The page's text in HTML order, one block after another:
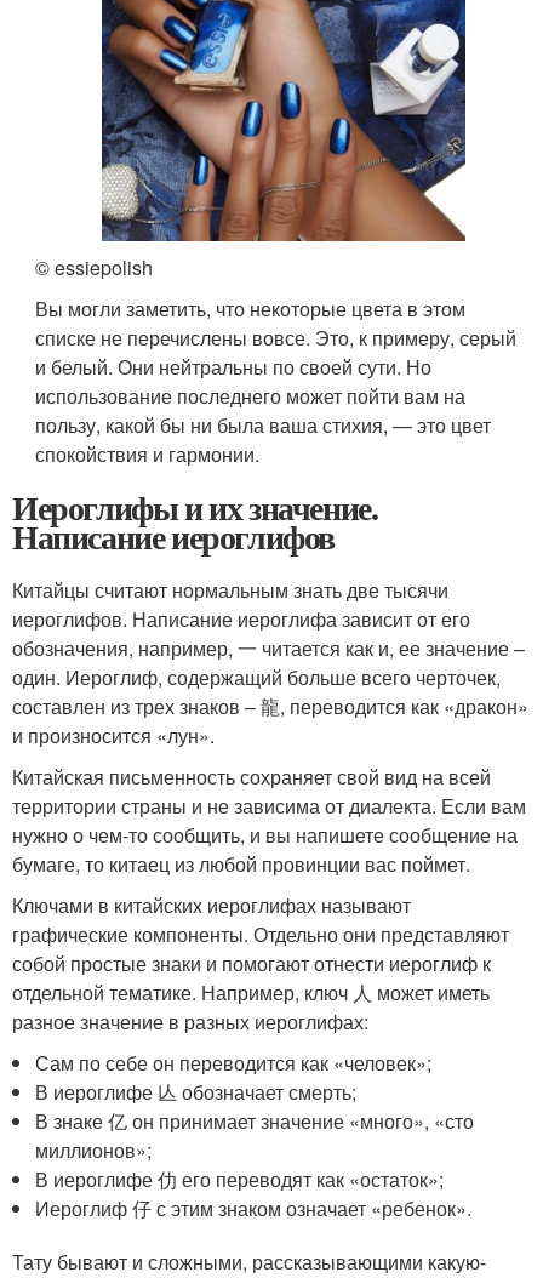
© essiepolish
Вы могли заметить, что некоторые цвета в этом
списке не перечислены вовсе. Это, к примеру, серый
и белый. Они нейтральны по своей сути. Но
использование последнего может пойти вам на
пользу, какой бы ни была ваша стихия, — это цвет
спокойствия и гармонии.
Иероглифы и их значение.
Написание иероглифов
Китайцы считают нормальным знать две тысячи
иероглифов. Написание иероглифа зависит от его
обозначения, например, 一 читается как и, ее значение –
один. Иероглиф, содержащий больше всего черточек,
составлен из трех знаков – 龍, переводится как «дракон»
и произносится «лун».
Китайская письменность сохраняет свой вид на всей
территории страны и не зависима от диалекта. Если вам
нужно о чем-то сообщить, и вы напишете сообщение на
бумаге, то китаец из любой провинции вас поймет.
Ключами в китайских иероглифах называют
графические компоненты. Отдельно они представляют
собой простые знаки и помогают отнести иероглиф к
отдельной тематике. Например, ключ 人 может иметь
разное значение в разных иероглифах:
Сам по себе он переводится как «человек»;
В иероглифе 亾 обозначает смерть;
В знаке 亿 он принимает значение «много», «сто
миллионов»;
В иероглифе 仂 его переводят как «остаток»;
Иероглиф 仔 с этим знаком означает «ребенок».
Тату бывают и сложными, рассказывающими какую-